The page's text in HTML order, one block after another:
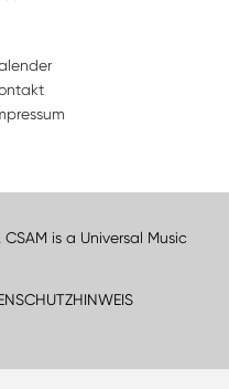
is a Universal Music